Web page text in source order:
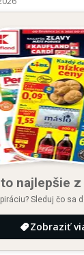
najlepšie
Sleduj čo sa
Zobraziť